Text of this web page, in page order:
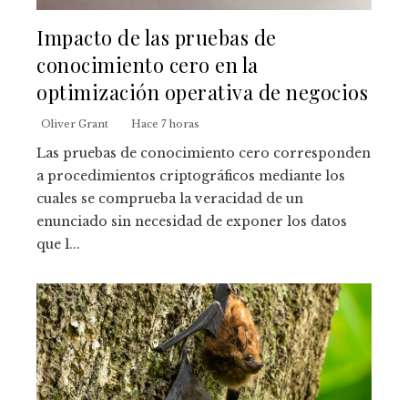
Impacto de las pruebas de
conocimiento cero en la
optimización operativa de negocios
Oliver Grant Hace 7 horas
Las pruebas de conocimiento cero corresponden
a procedimientos criptográficos mediante los
cuales se comprueba la veracidad de un
enunciado sin necesidad de exponer los datos
que l...